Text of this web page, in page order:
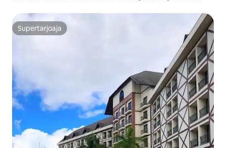
Supertarjoaja
Supertarjoaja